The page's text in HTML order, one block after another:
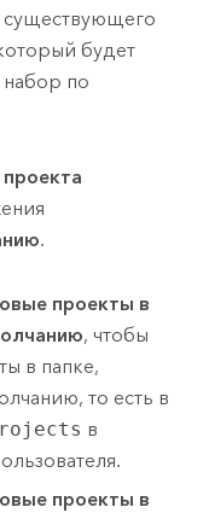
существующего
будет
набор по
.
проекты в
, чтобы
в папке,
то есть в
в
проекты в